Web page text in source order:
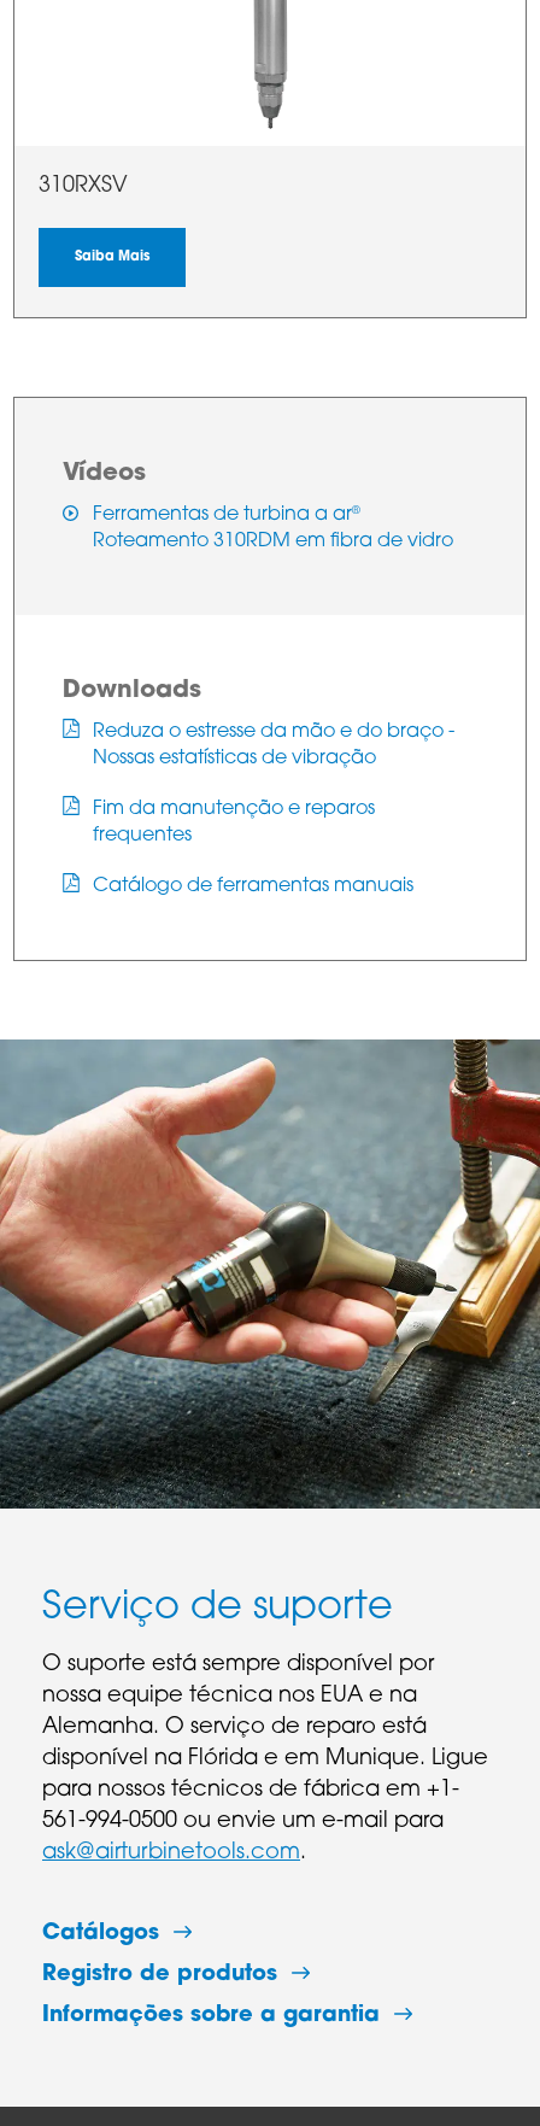
310RXSV
Saiba Mais
Vídeos
Ferramentas de turbina a ar®
Roteamento 310RDM em fibra de vidro
Downloads
Reduza o estresse da mão e do braço -
Nossas estatísticas de vibração
Fim da manutenção e reparos
frequentes
Catálogo de ferramentas manuais
Serviço de suporte
O suporte está sempre disponível por
nossa equipe técnica nos EUA e na
Alemanha. O serviço de reparo está
disponível na Flórida e em Munique. Ligue
para nossos técnicos de fábrica em +1-
561-994-0500 ou envie um e-mail para
ask@airturbinetools.com.
Catálogos
Registro de produtos
Informações sobre a garantia